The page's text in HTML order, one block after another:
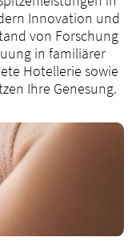
Innovation und
von Forschung
in familiärer
Hotellerie sowie
Ihre Genesung.